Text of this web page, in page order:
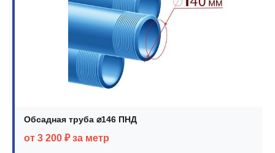
Обсадная труба ⌀146 ПНД
от 3 200 ₽ за метр